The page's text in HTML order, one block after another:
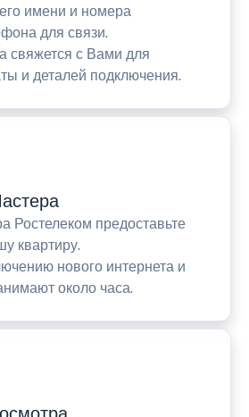
имени и номера
для связи.
свяжется с Вами для
и деталей подключения.
Ростелеком предоставьте
квартиру.
нового интернета и
около часа.